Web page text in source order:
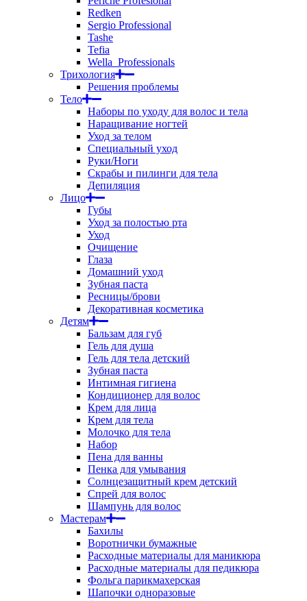
Redken
Sergio Professional
Tashe
Tefia
Wella_Professionals
Трихология
Решения проблемы
Тело
Наборы по уходу для волос и тела
Наращивание ногтей
Уход за телом
Специальный уход
Руки/Ноги
Скрабы и пилинги для тела
Депиляция
Лицо
Губы
Уход за полостью рта
Уход
Очищение
Глаза
Домашний уход
Зубная паста
Ресницы/брови
Декоративная косметика
Детям
Бальзам для губ
Гель для душа
Гель для тела детский
Зубная паста
Интимная гигиена
Кондиционер для волос
Крем для лица
Крем для тела
Молочко для тела
Набор
Пена для ванны
Пенка для умывания
Солнцезащитный крем детский
Спрей для волос
Шампунь для волос
Мастерам
Бахилы
Воротнички бумажные
Расходные материалы для маникюра
Расходные материалы для педикюра
Фольга парикмахерская
Шапочки одноразовые